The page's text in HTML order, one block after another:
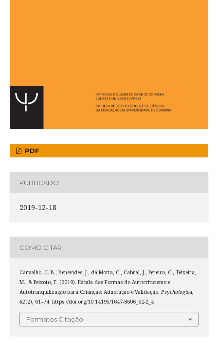
PDF
PUBLICADO
2019-12-18
COMO CITAR
Carvalho, C. B., Benevides, J., da Motta, C., Cabral, J., Pereira, C., Teixeira,
M., & Peixoto, E. (2019). Escala das Formas do Autocriticismo e
Autotranquilização para Crianças: Adaptação e Validação. Psychologica,
62(2), 61–74. https://doi.org/10.14195/1647-8606_62-2_4
Formatos Citação